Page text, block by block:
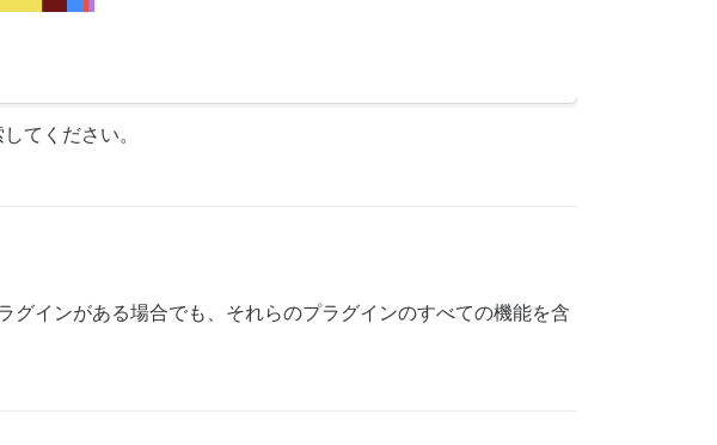
てください。
インがある場合でも、それらのプラグインのすべての機能を含